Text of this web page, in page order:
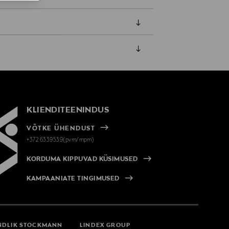
KLIENDITEENINDUS
VÕTKE ÜHENDUST
+372 6339539(pvm/mpm)
KORDUMA KIPPUVAD KÜSIMUSED
KAMPAANIATE TINGIMUSED
STOCKMANN LINDEX GROUP